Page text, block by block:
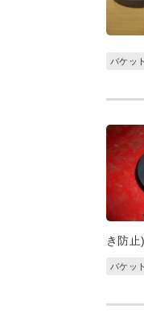
バケット
き防
バケット